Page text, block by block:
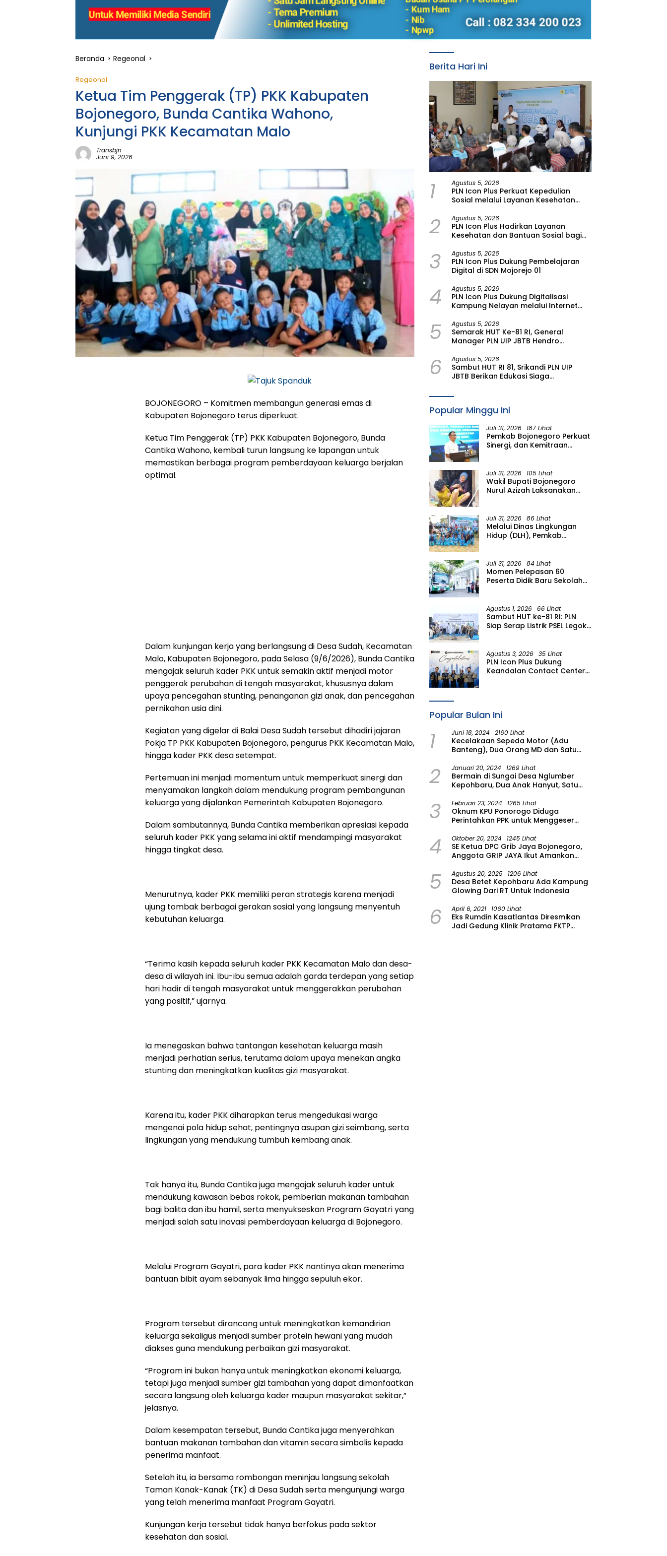
Beranda Regeonal
Regeonal
Ketua Tim Penggerak (TP) PKK Kabupaten
Bojonegoro, Bunda Cantika Wahono,
Kunjungi PKK Kecamatan Malo
Transbjn
Juni 9, 2026
BOJONEGORO – Komitmen membangun generasi emas di
Kabupaten Bojonegoro terus diperkuat.
Ketua Tim Penggerak (TP) PKK Kabupaten Bojonegoro, Bunda
Cantika Wahono, kembali turun langsung ke lapangan untuk
memastikan berbagai program pemberdayaan keluarga berjalan
optimal.
Dalam kunjungan kerja yang berlangsung di Desa Sudah, Kecamatan
Malo, Kabupaten Bojonegoro, pada Selasa (9/6/2026), Bunda Cantika
mengajak seluruh kader PKK untuk semakin aktif menjadi motor
penggerak perubahan di tengah masyarakat, khususnya dalam
upaya pencegahan stunting, penanganan gizi anak, dan pencegahan
pernikahan usia dini.
Kegiatan yang digelar di Balai Desa Sudah tersebut dihadiri jajaran
Pokja TP PKK Kabupaten Bojonegoro, pengurus PKK Kecamatan Malo,
hingga kader PKK desa setempat.
Pertemuan ini menjadi momentum untuk memperkuat sinergi dan
menyamakan langkah dalam mendukung program pembangunan
keluarga yang dijalankan Pemerintah Kabupaten Bojonegoro.
Dalam sambutannya, Bunda Cantika memberikan apresiasi kepada
seluruh kader PKK yang selama ini aktif mendampingi masyarakat
hingga tingkat desa.
Menurutnya, kader PKK memiliki peran strategis karena menjadi
ujung tombak berbagai gerakan sosial yang langsung menyentuh
kebutuhan keluarga.
“Terima kasih kepada seluruh kader PKK Kecamatan Malo dan desa-
desa di wilayah ini. Ibu-ibu semua adalah garda terdepan yang setiap
hari hadir di tengah masyarakat untuk menggerakkan perubahan
yang positif,” ujarnya.
Ia menegaskan bahwa tantangan kesehatan keluarga masih
menjadi perhatian serius, terutama dalam upaya menekan angka
stunting dan meningkatkan kualitas gizi masyarakat.
Karena itu, kader PKK diharapkan terus mengedukasi warga
mengenai pola hidup sehat, pentingnya asupan gizi seimbang, serta
lingkungan yang mendukung tumbuh kembang anak.
Tak hanya itu, Bunda Cantika juga mengajak seluruh kader untuk
mendukung kawasan bebas rokok, pemberian makanan tambahan
bagi balita dan ibu hamil, serta menyukseskan Program Gayatri yang
menjadi salah satu inovasi pemberdayaan keluarga di Bojonegoro.
Melalui Program Gayatri, para kader PKK nantinya akan menerima
bantuan bibit ayam sebanyak lima hingga sepuluh ekor.
Program tersebut dirancang untuk meningkatkan kemandirian
keluarga sekaligus menjadi sumber protein hewani yang mudah
diakses guna mendukung perbaikan gizi masyarakat.
“Program ini bukan hanya untuk meningkatkan ekonomi keluarga,
tetapi juga menjadi sumber gizi tambahan yang dapat dimanfaatkan
secara langsung oleh keluarga kader maupun masyarakat sekitar,”
jelasnya.
Dalam kesempatan tersebut, Bunda Cantika juga menyerahkan
bantuan makanan tambahan dan vitamin secara simbolis kepada
penerima manfaat.
Setelah itu, ia bersama rombongan meninjau langsung sekolah
Taman Kanak-Kanak (TK) di Desa Sudah serta mengunjungi warga
yang telah menerima manfaat Program Gayatri.
Kunjungan kerja tersebut tidak hanya berfokus pada sektor
kesehatan dan sosial.
Berita Hari Ini
1 Agustus 5, 2026
PLN Icon Plus Perkuat Kepedulian
Sosial melalui Layanan Kesehatan
Lansia di Malang
2 Agustus 5, 2026
PLN Icon Plus Hadirkan Layanan
Kesehatan dan Bantuan Sosial bagi
3 Agustus 5, 2026
PLN Icon Plus Dukung Pembelajaran
Digital di SDN Mojorejo 01
4 Agustus 5, 2026
PLN Icon Plus Dukung Digitalisasi
Kampung Nelayan melalui Internet
5 Agustus 5, 2026
Semarak HUT Ke-81 RI, General
Manager PLN UIP JBTB Hendro
Prestisius
6 Agustus 5, 2026
Sambut HUT RI 81, Srikandi PLN UIP
JBTB Berikan Edukasi Siaga
Komunitas Perempuan Tangguh
Banyuwangi
Popular Minggu Ini
Juli 31, 2026 187 Lihat
Pemkab Bojonegoro Perkuat
Sinergi, dan Kemitraan
Juli 31, 2026 105 Lihat
Wakil Bupati Bojonegoro
Nurul Azizah Laksanakan
Juli 31, 2026 86 Lihat
Melalui Dinas Lingkungan
Hidup (DLH), Pemkab
Pacing
Juli 31, 2026 84 Lihat
Momen Pelepasan 60
Peserta Didik Baru Sekolah
Tahun Ajaran 2026/2027
Agustus 1, 2026 66 Lihat
Sambut HUT ke-81 RI: PLN
Siap Serap Listrik PSEL Legok
Berkelanjutan di Jawa Barat
Agustus 3, 2026 35 Lihat
PLN Icon Plus Dukung
Keandalan Contact Center
Popular Bulan Ini
1 Juni 18, 2024 2160 Lihat
Kecelakaan Sepeda Motor (Adu
Banteng), Dua Orang MD dan Satu
2 Januari 20, 2024 1269 Lihat
Bermain di Sungai Desa Nglumber
Kepohbaru, Dua Anak Hanyut, Satu
Masih Dalam Pencarian
3 Februari 23, 2024 1265 Lihat
Oknum KPU Ponorogo Diduga
Perintahkan PPK untuk Menggeser
Provinsi Asal Partai Gerindra
4 Oktober 20, 2024 1245 Lihat
SE Ketua DPC Grib Jaya Bojonegoro,
Anggota GRIP JAYA Ikut Amankan
Wilayah Bojonegoro
5 Agustus 20, 2025 1206 Lihat
Desa Betet Kepohbaru Ada Kampung
Glowing Dari RT Untuk Indonesia
6 April 6, 2021 1060 Lihat
Eks Rumdin Kasatlantas Diresmikan
Jadi Gedung Klinik Pratama FKTP